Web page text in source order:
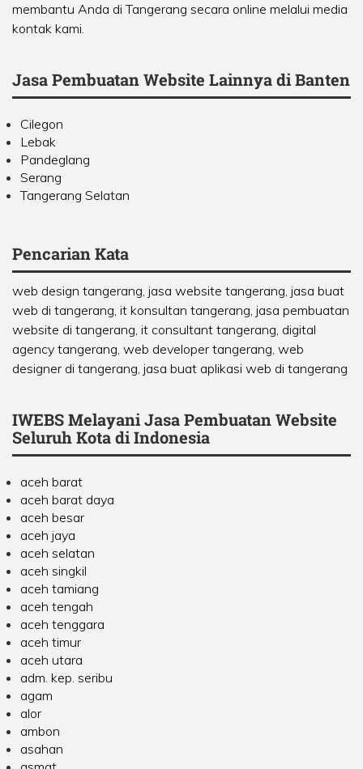
membantu Anda di Tangerang secara online melalui media
kontak kami.
Jasa Pembuatan Website Lainnya di Banten
Cilegon
Lebak
Pandeglang
Serang
Tangerang Selatan
Pencarian Kata
web design tangerang, jasa website tangerang, jasa buat
web di tangerang, it konsultan tangerang, jasa pembuatan
website di tangerang, it consultant tangerang, digital
agency tangerang, web developer tangerang, web
designer di tangerang, jasa buat aplikasi web di tangerang
IWEBS Melayani Jasa Pembuatan Website
Seluruh Kota di Indonesia
aceh barat
aceh barat daya
aceh besar
aceh jaya
aceh selatan
aceh singkil
aceh tamiang
aceh tengah
aceh tenggara
aceh timur
aceh utara
adm. kep. seribu
agam
alor
ambon
asahan